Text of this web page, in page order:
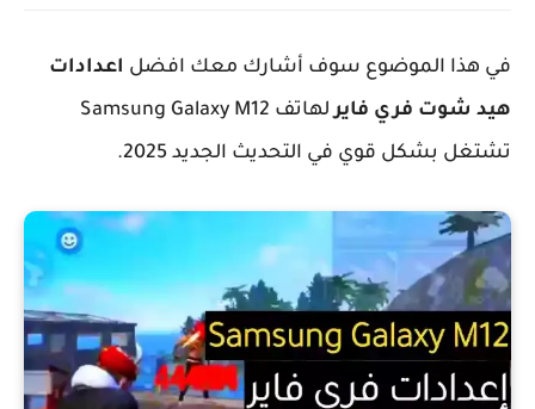
في هذا الموضوع سوف أشارك معك افضل اعدادات
هيد شوت فري فاير
لهاتف Samsung Galaxy M12
تشتغل بشكل قوي في التحديث الجديد 2025.